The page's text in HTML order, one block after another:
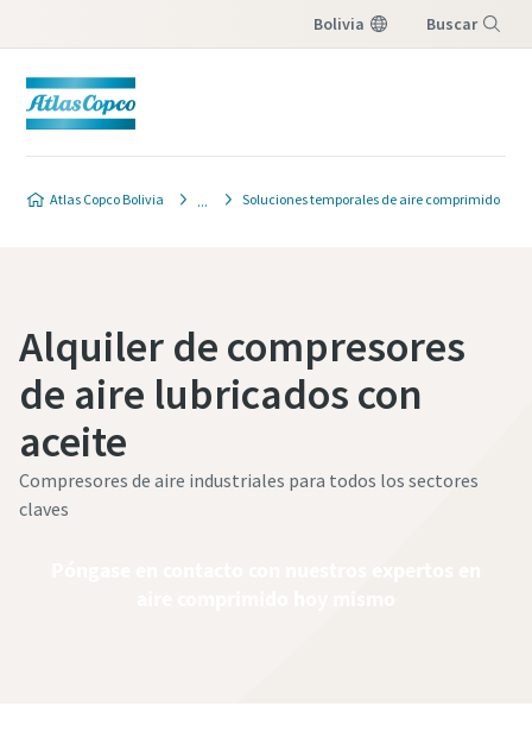
Bolivia Buscar
Atlas Copco Bolivia Soluciones temporales de aire comprimido
Alquiler de compresores
de aire lubricados con
aceite
Compresores de aire industriales para todos los sectores
claves